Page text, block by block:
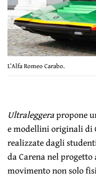
L’Alfa Romeo Carabo.
Ultraleggerapropone
e modellini originali di
realizzate dagli
da Carena nel
movimento non solo